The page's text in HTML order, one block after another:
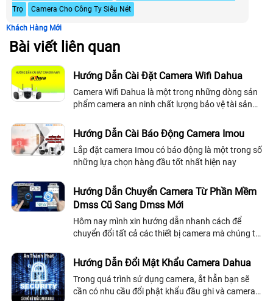
Trọ
Camera Cho Công Ty Siêu Nét
Khách Hàng Mới
Bài viết liên quan
Hướng Dẫn Cài Đặt Camera Wifi Dahua
Camera Wifi Dahua là một trong những dòng sản
phẩm camera an ninh chất lượng bảo vệ tài sản
hiệu quả. Tuy nhiên để sử dụng camera wifi...
Hướng Dẫn Cài Báo Động Camera Imou
Lắp đặt camera Imou có báo động là một trong số
những lựa chọn hàng đầu tốt nhất hiện nay
Hướng Dẫn Chuyển Camera Từ Phần Mềm
Dmss Cũ Sang Dmss Mới
Hôm nay mình xin hướng dẫn nhanh cách để
chuyển đổi tất cả các thiết bị camera mà chúng ta
GDMSS PLUS cũ để chuyển sang phần mền DMSS
Hướng Dẫn Đổi Mật Khẩu Camera Dahua
Trong quá trình sử dụng camera, ắt hẵn bạn sẽ
cần có nhu cầu đổi phật khẩu đầu ghi và camera